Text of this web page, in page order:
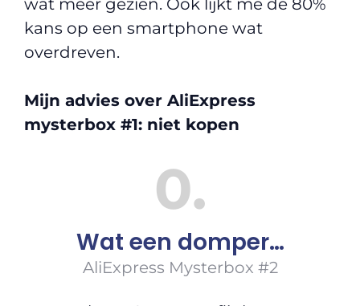
wat meer gezien. Ook lijkt me de 80%
kans op een smartphone wat
overdreven.
Mijn advies over AliExpress
mysterbox #1: niet kopen
0
Wat een domper…
AliExpress Mysterbox #2